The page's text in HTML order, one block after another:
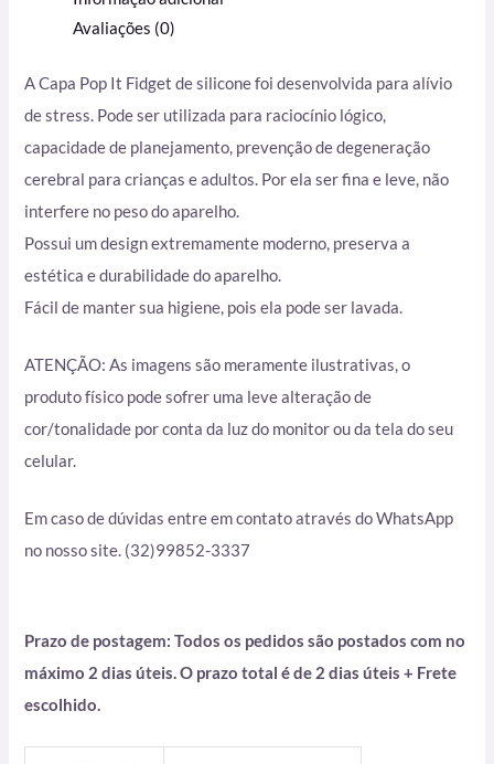
Avaliações (0)
A Capa Pop It Fidget de silicone foi desenvolvida para alívio
de stress. Pode ser utilizada para raciocínio lógico,
capacidade de planejamento, prevenção de degeneração
cerebral para crianças e adultos. Por ela ser fina e leve, não
interfere no peso do aparelho.
Possui um design extremamente moderno, preserva a
estética e durabilidade do aparelho.
Fácil de manter sua higiene, pois ela pode ser lavada.
ATENÇÃO: As imagens são meramente ilustrativas, o
produto físico pode sofrer uma leve alteração de
cor/tonalidade por conta da luz do monitor ou da tela do seu
celular.
Em caso de dúvidas entre em contato através do WhatsApp
no nosso site. (32)99852-3337
Prazo de postagem: Todos os pedidos são postados com no
máximo 2 dias úteis. O prazo total é de 2 dias úteis + Frete
escolhido.